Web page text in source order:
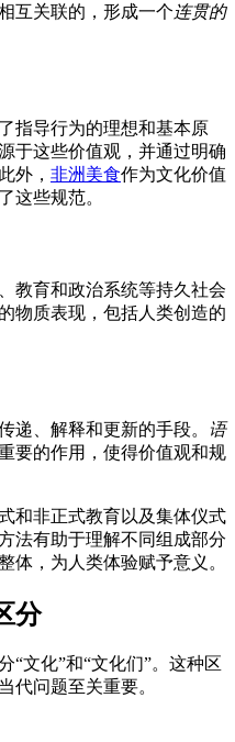
互关联的，形成一个连贯的
指导行为的理想和基本原
于这些价值观，并通过明确
外， 非洲美食作为文化价值
这些规范。
教育和政治系统等持久社会
物质表现，包括人类创造的
递、解释和更新的手段。 语
要的作用，使得价值观和规
和非正式教育以及集体仪式
法有助于理解不同组成部分
体，为人类体验赋予意义。
分
“文化”和“文化们”。这种区
代问题至关重要。